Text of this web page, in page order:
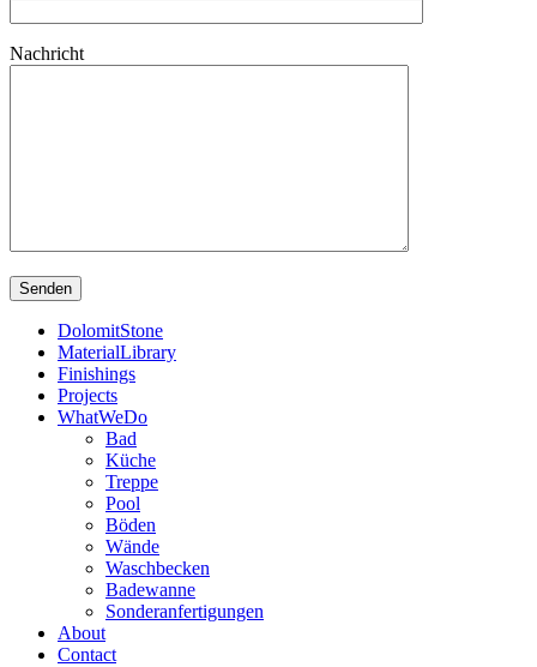
Nachricht
DolomitStone
MaterialLibrary
Finishings
Projects
WhatWeDo
Bad
Küche
Treppe
Pool
Böden
Wände
Waschbecken
Badewanne
Sonderanfertigungen
About
Contact